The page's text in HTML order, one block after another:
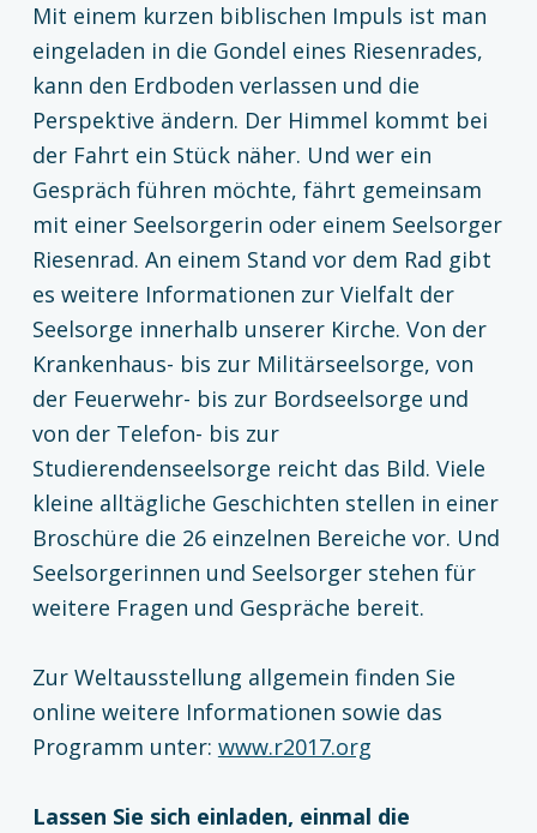
Mit einem kurzen biblischen Impuls ist man
eingeladen in die Gondel eines Riesenrades,
kann den Erdboden verlassen und die
Perspektive ändern. Der Himmel kommt bei
der Fahrt ein Stück näher. Und wer ein
Gespräch führen möchte, fährt gemeinsam
mit einer Seelsorgerin oder einem Seelsorger
Riesenrad. An einem Stand vor dem Rad gibt
es weitere Informationen zur Vielfalt der
Seelsorge innerhalb unserer Kirche. Von der
Krankenhaus- bis zur Militärseelsorge, von
der Feuerwehr- bis zur Bordseelsorge und
von der Telefon- bis zur
Studierendenseelsorge reicht das Bild. Viele
kleine alltägliche Geschichten stellen in einer
Broschüre die 26 einzelnen Bereiche vor. Und
Seelsorgerinnen und Seelsorger stehen für
weitere Fragen und Gespräche bereit.
Zur Weltausstellung allgemein finden Sie
online weitere Informationen sowie das
Programm unter: www.r2017.org
Lassen Sie sich einladen, einmal die